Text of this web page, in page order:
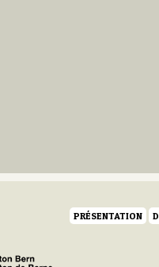
PRÉSENTATION